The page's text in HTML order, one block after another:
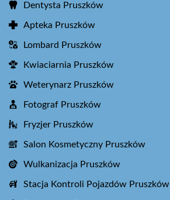
Dentysta Pruszków
Apteka Pruszków
Lombard Pruszków
Kwiaciarnia Pruszków
Weterynarz Pruszków
Fotograf Pruszków
Fryzjer Pruszków
Salon Kosmetyczny Pruszków
Wulkanizacja Pruszków
Stacja Kontroli Pojazdów Pruszków